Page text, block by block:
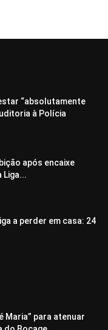
“absolutamente
à Polícia
após encaixe
Liga...
a perder em casa: 24
Maria” para atenuar